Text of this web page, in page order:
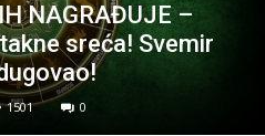
NAGRAĐUJE –
sreća! Svemir
1501 0